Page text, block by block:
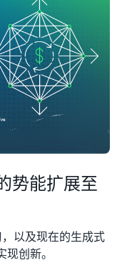
势能扩展至
以及现在的生成式
创新。